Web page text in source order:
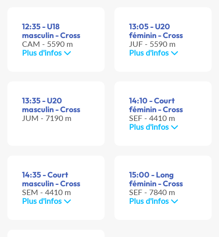
12:35 - U18
masculin - Cross
CAM - 5590 m
Plus d'infos
13:05 - U20
féminin - Cross
JUF - 5590 m
Plus d'infos
13:35 - U20
masculin - Cross
JUM - 7190 m
14:10 - Court
féminin - Cross
SEF - 4410 m
Plus d'infos
14:35 - Court
masculin - Cross
SEM - 4410 m
Plus d'infos
15:00 - Long
féminin - Cross
SEF - 7840 m
Plus d'infos